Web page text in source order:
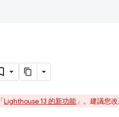
Lighthouse 13 的新功能 」。建議您